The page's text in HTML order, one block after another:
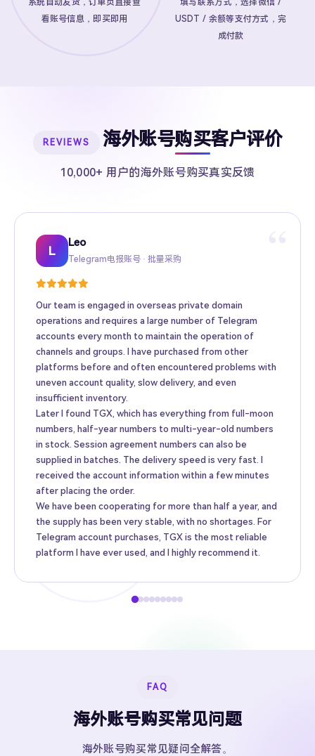
填写联系方式，选择微信 /
USDT / 余额等支付方式，完
成付款
系统自动发货，订单页直接查
看账号信息，即买即用
REVIEWS 海外账号购买客户评价
10,000+ 用户的海外账号购买真实反馈
L
Leo
Telegram电报账号 · 批量采购
Our team is engaged in overseas private domain
operations and requires a large number of Telegram
accounts every month to maintain the operation of
channels and groups. I have purchased from other
platforms before and often encountered problems with
uneven account quality, slow delivery, and even
insufficient inventory.
Later I found TGX, which has everything from full-moon
numbers, half-year numbers to multi-year-old numbers
in stock. Session agreement numbers can also be
supplied in batches. The delivery speed is very fast. I
received the account information within a few minutes
after placing the order.
We have been cooperating for more than half a year, and
the supply has been very stable, with no shortages. For
Telegram account purchases, TGX is the most reliable
platform I have ever used, and I highly recommend it.
Sarah
Twitter推特高粉号 · Web3项目推广
Kevin
TikTok账号 · 跨境电商矩阵运营
Mike
Facebook广告账号 · 跨境广告投放
Amy
Instagram账号 · 品牌海外推广
Daniel
Gmail账号 · Apple ID · AI工具账号
Jason
YouTube账号 · 内容变现
Wing
Telegram Premium代充 · 个人用户
Richard
海外账号批发 · MCN机构
FAQ
海外账号购买常见问题
海外账号购买常见疑问全解答。